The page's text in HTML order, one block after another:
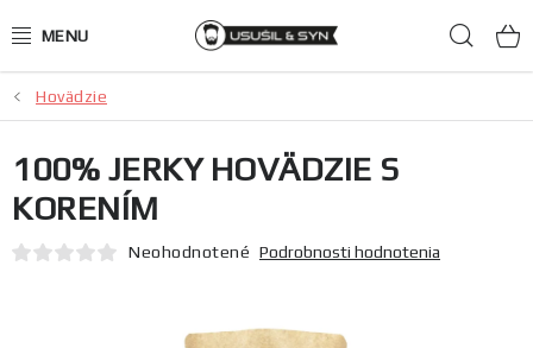
na
JERKY ako darček
Mäsové chipsy
Hovädzie
100% JERKY HOVÄDZIE S
KORENÍM
Neohodnotené Podrobnosti hodnotenia